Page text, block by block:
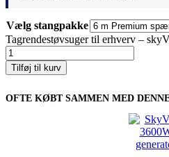
Vælg stangpakke
Tagrendestøvsuger til erhverv –
Tilføj til kurv
OFTE KØBT SAMMEN MED